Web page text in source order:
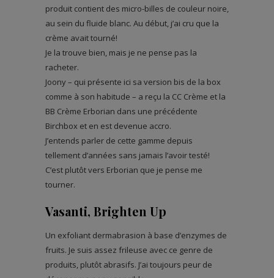
produit contient des micro-billes de couleur noire,
au sein du fluide blanc. Au début, j’ai cru que la
crème avait tourné!
Je la trouve bien, mais je ne pense pas la
racheter.
Joony – qui présente ici sa version bis de la box
comme à son habitude – a reçu la CC Crème et la
BB Crème Erborian dans une précédente
Birchbox et en est devenue accro.
J’entends parler de cette gamme depuis
tellement d’années sans jamais l’avoir testé!
C’est plutôt vers Erborian que je pense me
tourner.
Vasanti, Brighten Up
Un exfoliant dermabrasion à base d’enzymes de
fruits. Je suis assez frileuse avec ce genre de
produits, plutôt abrasifs. J’ai toujours peur de